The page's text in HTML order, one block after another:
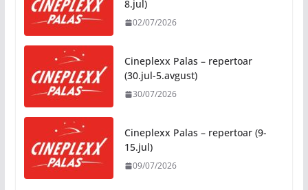
Besplatni udžbenici za sve osnovce od školske
2026/2027. godine
07/08/2026
Rukotvorine u srcu grada:
Kočićevim danima
07/08/2026
8.jul)
02/07/2026
Cineplexx Palas – repertoar
(30.jul-5.avgust)
30/07/2026
Cineplexx Palas – repertoar (9-
15.jul)
09/07/2026